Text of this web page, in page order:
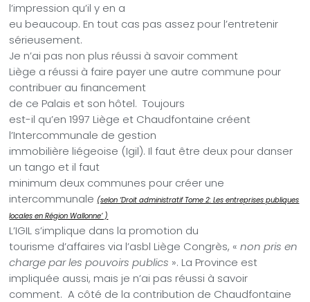
l’impression qu’il y en a
eu beaucoup. En tout cas pas assez pour l’entretenir
sérieusement.
Je n’ai pas non plus réussi à savoir comment
Liège a réussi à faire payer une autre commune pour
contribuer au financement
de ce Palais et son hôtel. Toujours
est-il qu’en 1997 Liège et Chaudfontaine créent
l’Intercommunale de gestion
immobilière liégeoise (Igil). Il faut être deux pour danser
un tango et il faut
minimum deux communes pour créer une
intercommunale (selon ‘Droit administratif Tome 2: Les entreprises publiques
locales en Région Wallonne’ )
L’IGIL s’implique dans la promotion du
tourisme d’affaires via l’asbl Liège Congrès, «non pris en
charge par les pouvoirs publics ». La Province est
impliquée aussi, mais je n’ai pas réussi à savoir
comment. A côté de la contribution de Chaudfontaine